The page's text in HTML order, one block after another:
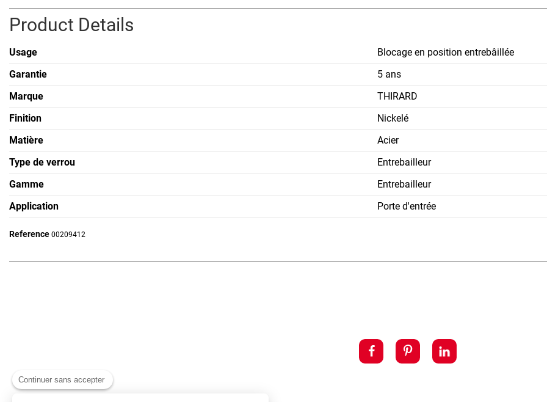
Product Details
Usage
Blocage en position entrebâillée
Garantie
5 ans
Marque
THIRARD
Finition
Nickelé
Matière
Acier
Type de verrou
Entrebailleur
Gamme
Entrebailleur
Application
Porte d'entrée
Reference 00209412
Continuer sans accepter